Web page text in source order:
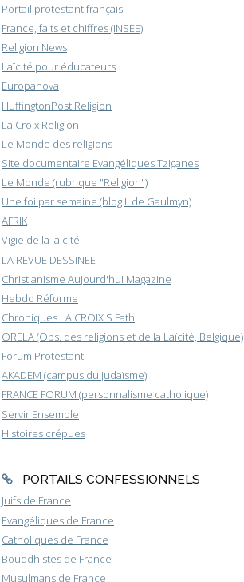
Portail protestant français
France, faits et chiffres (INSEE)
Religion News
Laïcité pour éducateurs
Europanova
HuffingtonPost Religion
La Croix Religion
Le Monde des religions
Site documentaire Evangéliques Tziganes
Le Monde (rubrique "Religion")
Une foi par semaine (blog I. de Gaulmyn)
AFRIK
Vigie de la laïcité
LA REVUE DESSINEE
Christianisme Aujourd'hui Magazine
Hebdo Réforme
Chroniques LA CROIX S.Fath
ORELA (Obs. des religions et de la Laïcité, Belgique)
Forum Protestant
AKADEM (campus du judaïsme)
FRANCE FORUM (personnalisme catholique)
Servir Ensemble
Histoires crépues
PORTAILS CONFESSIONNELS
Juifs de France
Evangéliques de France
Catholiques de France
Bouddhistes de France
Musulmans de France